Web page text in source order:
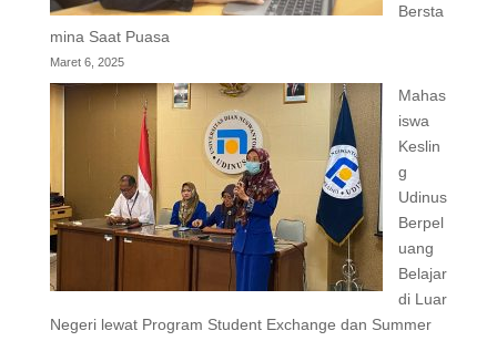
Bersta
mina Saat Puasa
Maret 6, 2025
Mahas
iswa
Keslin
g
Udinus
Berpel
uang
Belajar
di Luar
Negeri lewat Program Student Exchange dan Summer